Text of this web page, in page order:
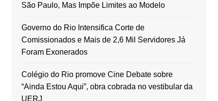
São Paulo, Mas Impõe Limites ao Modelo
Governo do Rio Intensifica Corte de
Comissionados e Mais de 2,6 Mil Servidores Já
Foram Exonerados
Colégio do Rio promove Cine Debate sobre
“Ainda Estou Aqui”, obra cobrada no vestibular da
UERJ